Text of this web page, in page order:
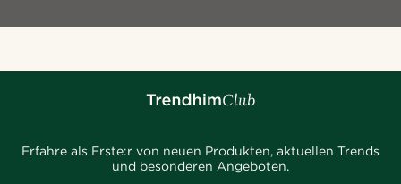
Erfahre als Erste:r von neuen Produkten, aktuellen Trends
und besonderen Angeboten.